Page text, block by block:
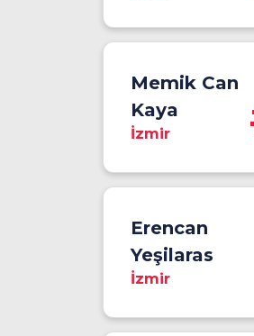
Memik Can
Kaya
İzmir
Erencan
Yeşilaras
İzmir